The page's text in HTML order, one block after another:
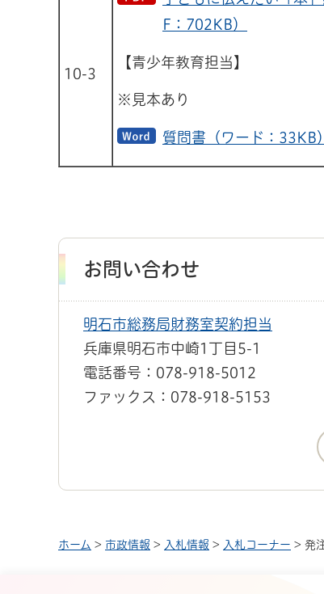
10-3
F：702KB）
【青少年教育担当】
※見本あり
質問書（ワード：33KB）
お問い合わせ
明石市総務局財務室契約担当
兵庫県明石市中崎1丁目5-1
電話番号：078-918-5012
ファックス：078-918-5153
ホーム > 市政情報 > 入札情報 > 入札コーナー > 発